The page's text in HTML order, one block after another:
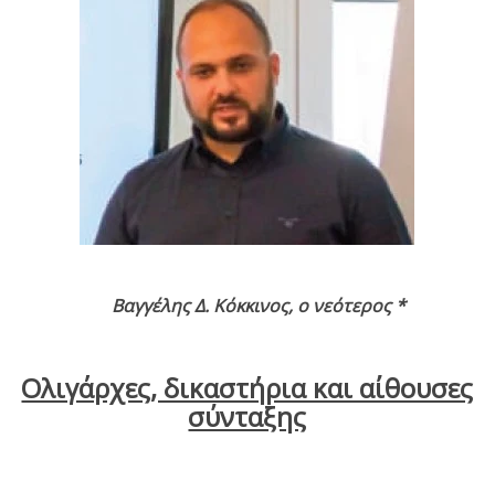
Βαγγέλης Δ. Κόκκινος, ο νεότερος *
Ολιγάρχες, δικαστήρια και αίθουσες
σύνταξης